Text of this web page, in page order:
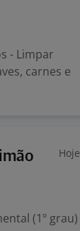
- Limpar
carnes e
Hoje
(1º grau)